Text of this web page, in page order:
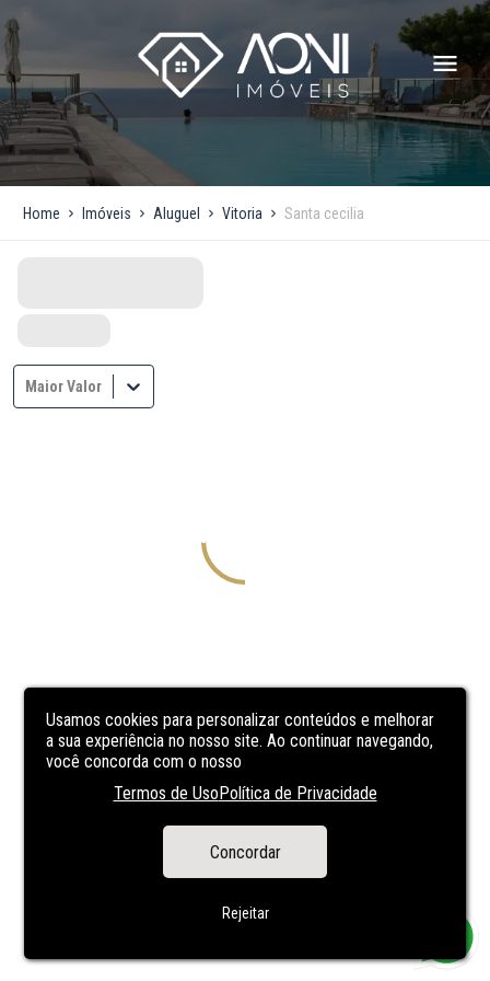
Usamos cookies para personalizar conteúdos e melhorar
a sua experiência no nosso site. Ao continuar navegando,
você concorda com o nosso
Termos de UsoPolítica de Privacidade
Concordar
Rejeitar
Home Imóveis Aluguel Vitoria Santa cecilia
Maior Valor